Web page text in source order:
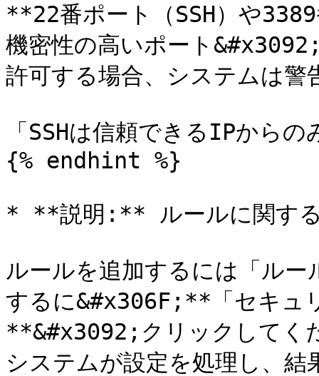
**22番ポート（SSH）や
機密性の高いポート
許可する場合、システムは
「SSHは信頼できるIPから
{% endhint %}
* **説明:** ルールに関する
ルールを追加するには「ル
するに&#x306F;**「セキュ
**&#x3092;クリックしてく
システムが設定を処理し、結